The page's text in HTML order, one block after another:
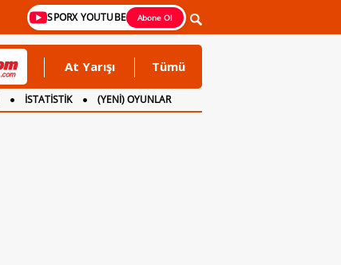
SPORX YOUTUBE Abone Ol
At Yarışı Tümü
İSTATİSTİK
(YENİ) OYUNLAR